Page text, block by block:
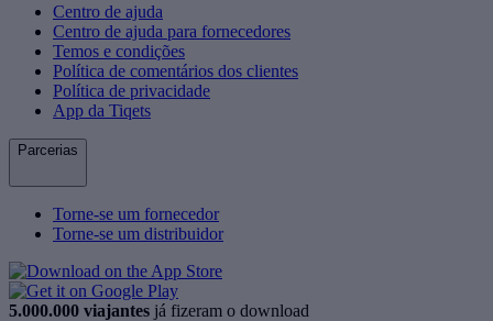
Centro de ajuda
Centro de ajuda para fornecedores
Temos e condições
Política de comentários dos clientes
Política de privacidade
App da Tiqets
Parcerias
Torne-se um fornecedor
Torne-se um distribuidor
5.000.000 viajantes já fizeram o download